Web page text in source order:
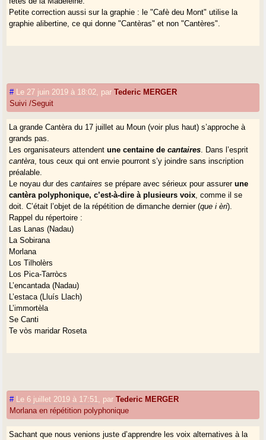
Petite correction aussi sur la graphie : le "Cafè deu Mont" utilise la
graphie alibertine, ce qui donne "Cantèras" et non "Cantères".
# Le 27 juin 2019 à 18:02 parTederic MERGER
Suivi /Seguit
La grande Cantèra du 17 juillet au Moun (voir plus haut) s’approche à
grands pas.
Les organisateurs attendentune centaine decantaires . Dans l’esprit
cantèra , tous ceux qui ont envie pourront s’y joindre sans inscription
préalable.
Le noyau dur descantaires se prépare avec sérieux pour assurerune
cantèra polyphonique, c’est-à-dire à plusieurs voix , comme il se
doit. C’était l’objet de la répétition de dimanche dernier (que i èri).
Rappel du répertoire :
Las Lanas (Nadau)
La Sobirana
Morlana
Los Tilholèrs
Los Pica-Tarròcs
L’encantada (Nadau)
L’estaca (Lluís Llach)
L’immortèla
Se Canti
Te vòs maridar Roseta
# Le 6 juillet 2019 à 17:51 parTederic MERGER
Morlana en répétition polyphonique
Sachant que nous venions juste d’apprendre les voix alternatives à la